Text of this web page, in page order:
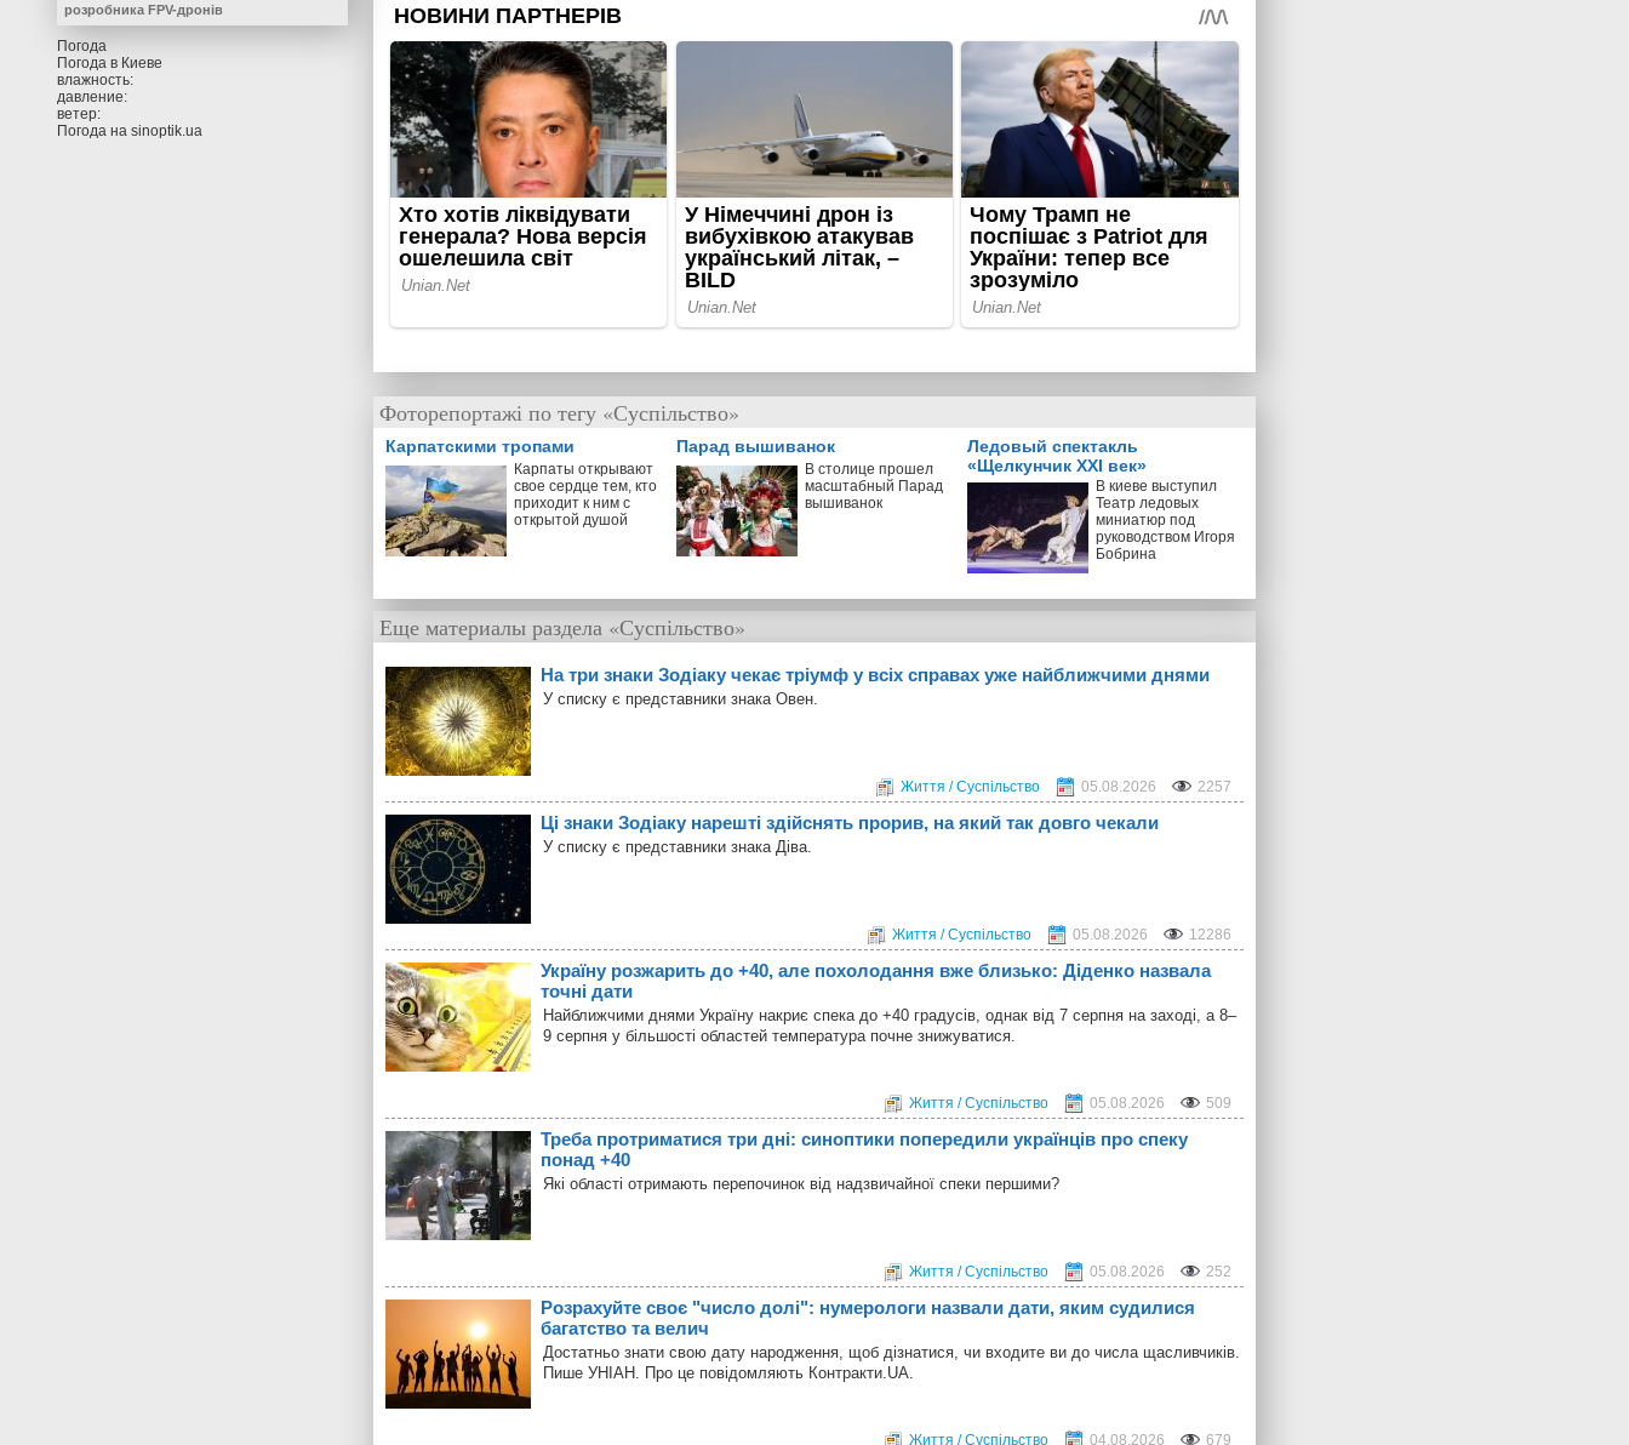
Фоторепортажі по тегу «Суспільство»
Карпатскими тропами
Карпаты открывают
свое сердце тем, кто
приходит к ним с
открытой душой
Парад вышиванок
В столице прошел
масштабный Парад
вышиванок
Ледовый спектакль
«Щелкунчик XXI век»
В киеве выступил
Театр ледовых
миниатюр под
руководством Игоря
Бобрина
Еще материалы раздела «Суспільство»
На три знаки Зодіаку чекає тріумф у всіх справах уже найближчими днями
У списку є представники знака Овен.
Життя / Суспільство 05.08.2026 2257
Ці знаки Зодіаку нарешті здійснять прорив, на який так довго чекали
У списку є представники знака Діва.
Життя / Суспільство 05.08.2026 12286
Україну розжарить до +40, але похолодання вже близько: Діденко назвала
точні дати
Найближчими днями Україну накриє спека до +40 градусів, однак від 7 серпня на заході, а 8–
9 серпня у більшості областей температура почне знижуватися.
Життя / Суспільство 05.08.2026 509
Треба протриматися три дні: синоптики попередили українців про спеку
понад +40
Які області отримають перепочинок від надзвичайної спеки першими?
Життя / Суспільство 05.08.2026 252
Розрахуйте своє "число долі": нумерологи назвали дати, яким судилися
багатство та велич
Достатньо знати свою дату народження, щоб дізнатися, чи входите ви до числа щасливчиків.
Пише УНІАН. Про це повідомляють Контракти.UA.
Життя / Суспільство 04.08.2026 679
розробника FPV-дронів
Погода
Погода в Киеве
влажность:
давление:
ветер:
Погода на sinoptik.ua